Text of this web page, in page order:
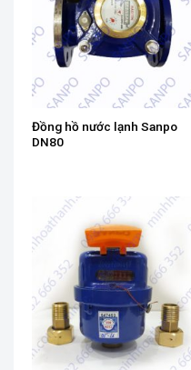
Đồng hồ nước lạnh Sanpo
DN80